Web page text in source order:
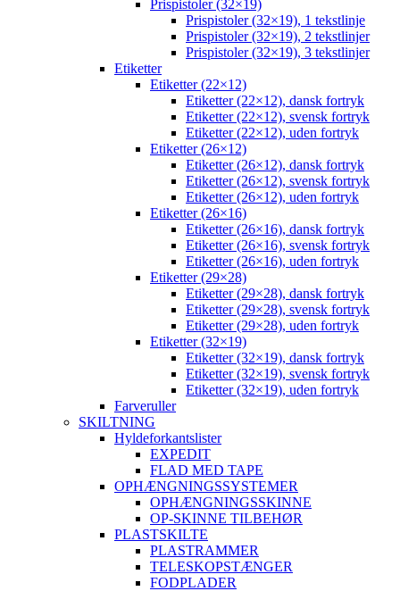
Prispistoler (32×19)
Prispistoler (32×19), 1 tekstlinje
Prispistoler (32×19), 2 tekstlinjer
Prispistoler (32×19), 3 tekstlinjer
Etiketter
Etiketter (22×12)
Etiketter (22×12), dansk fortryk
Etiketter (22×12), svensk fortryk
Etiketter (22×12), uden fortryk
Etiketter (26×12)
Etiketter (26×12), dansk fortryk
Etiketter (26×12), svensk fortryk
Etiketter (26×12), uden fortryk
Etiketter (26×16)
Etiketter (26×16), dansk fortryk
Etiketter (26×16), svensk fortryk
Etiketter (26×16), uden fortryk
Etiketter (29×28)
Etiketter (29×28), dansk fortryk
Etiketter (29×28), svensk fortryk
Etiketter (29×28), uden fortryk
Etiketter (32×19)
Etiketter (32×19), dansk fortryk
Etiketter (32×19), svensk fortryk
Etiketter (32×19), uden fortryk
Farveruller
SKILTNING
Hyldeforkantslister
EXPEDIT
FLAD MED TAPE
OPHÆNGNINGSSYSTEMER
OPHÆNGNINGSSKINNE
OP-SKINNE TILBEHØR
PLASTSKILTE
PLASTRAMMER
TELESKOPSTÆNGER
FODPLADER